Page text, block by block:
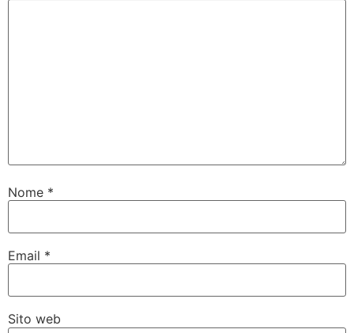
Nome *
Email *
Sito web